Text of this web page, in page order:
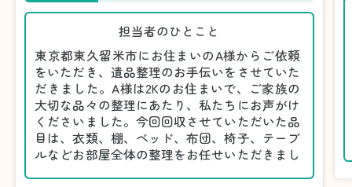
担当者のひとこと
東京都東久留米市にお住まいのA様からご依頼
をいただき、遺品整理のお手伝いをさせていた
だきました。A様は2Kのお住まいで、ご家族の
大切な品々の整理にあたり、私たちにお声がけ
くださいました。今回回収させていただいた品
目は、衣類、棚、ベッド、布団、椅子、テーブ
ルなどお部屋全体の整理をお任せいただきまし